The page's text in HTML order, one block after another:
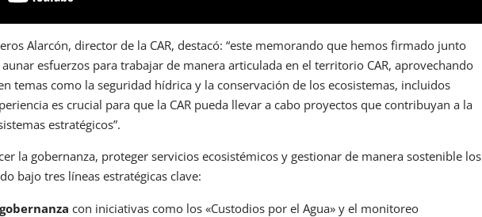
Alarcón, director de la CAR, destacó: “este memorando que hemos firmado junto
esfuerzos para trabajar de manera articulada en el territorio CAR, aprovechando
temas como la seguridad hídrica y la conservación de los ecosistemas, incluidos
es crucial para que la CAR pueda llevar a cabo proyectos que contribuyan a la
estratégicos”.
la gobernanza, proteger servicios ecosistémicos y gestionar de manera sostenible los
bajo tres líneas estratégicas clave:
con iniciativas como los «Custodios por el Agua» y el monitoreo